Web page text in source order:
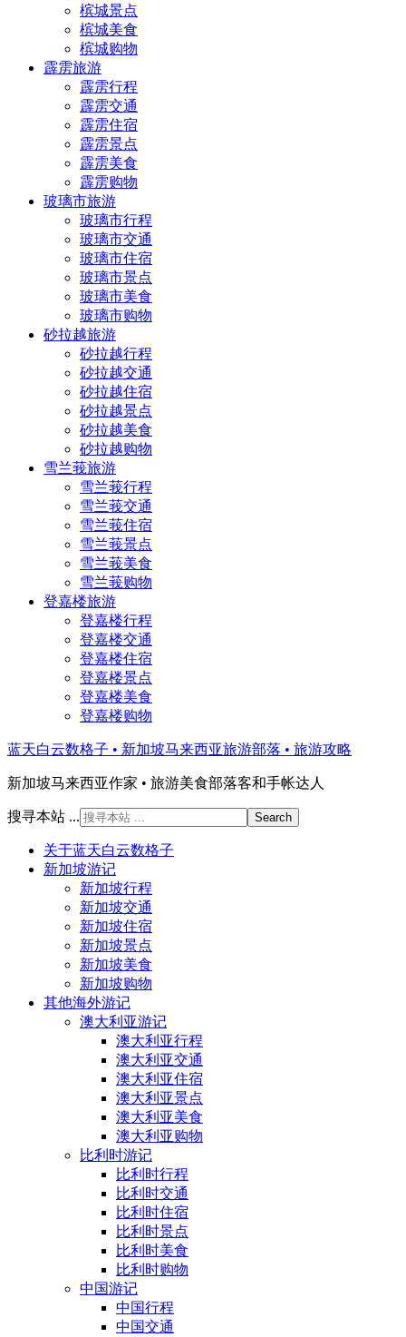
槟城景点
槟城美食
槟城购物
霹雳旅游
霹雳行程
霹雳交通
霹雳住宿
霹雳景点
霹雳美食
霹雳购物
玻璃市旅游
玻璃市行程
玻璃市交通
玻璃市住宿
玻璃市景点
玻璃市美食
玻璃市购物
砂拉越旅游
砂拉越行程
砂拉越交通
砂拉越住宿
砂拉越景点
砂拉越美食
砂拉越购物
雪兰莪旅游
雪兰莪行程
雪兰莪交通
雪兰莪住宿
雪兰莪景点
雪兰莪美食
雪兰莪购物
登嘉楼旅游
登嘉楼行程
登嘉楼交通
登嘉楼住宿
登嘉楼景点
登嘉楼美食
登嘉楼购物
蓝天白云数格子 • 新加坡马来西亚旅游部落 • 旅游攻略
新加坡马来西亚作家 • 旅游美食部落客和手帐达人
搜寻本站 ...
关于蓝天白云数格子
新加坡游记
新加坡行程
新加坡交通
新加坡住宿
新加坡景点
新加坡美食
新加坡购物
其他海外游记
澳大利亚游记
澳大利亚行程
澳大利亚交通
澳大利亚住宿
澳大利亚景点
澳大利亚美食
澳大利亚购物
比利时游记
比利时行程
比利时交通
比利时住宿
比利时景点
比利时美食
比利时购物
中国游记
中国行程
中国交通